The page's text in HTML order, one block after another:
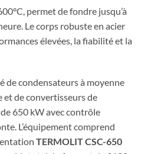
permet de fondre jusqu’à
Le corps robuste en acier
élevées, la fiabilité et la
de condensateurs à moyenne
et de convertisseurs de
650 kW avec contrôle
L’équipement comprend
TERMOLIT CSC-650